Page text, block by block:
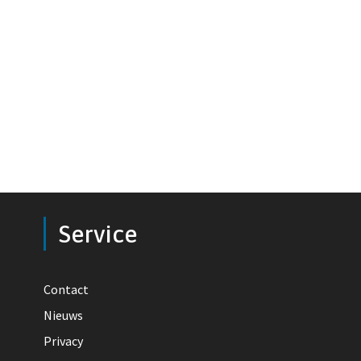
Service
Contact
Nieuws
Privacy